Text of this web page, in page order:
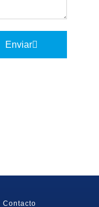
Enviar
Contacto